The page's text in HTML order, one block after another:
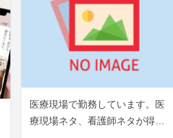
医療現場で勤務しています。医
療現場ネタ、看護師ネタが得意